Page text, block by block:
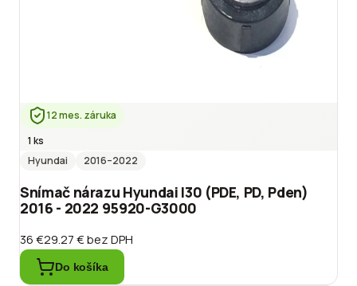
12 mes. záruka
1 ks
Hyundai
2016–2022
Snímač nárazu Hyundai I30 (PDE, PD, Pden)
2016 - 2022 95920-G3000
36 €29.27 €bez DPH
Do košíka